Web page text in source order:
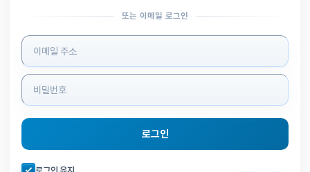
또는 이메일 로그인
로그인 정보 입력
로그인
자동로그인 체크
로그인 유지